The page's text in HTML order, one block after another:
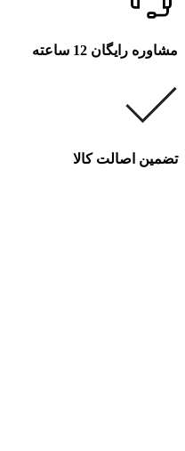
مشاوره رایگان 12 ساعته
تضمین اصالت کالا